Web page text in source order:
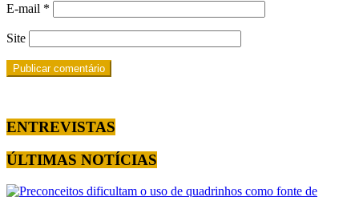
E-mail *
Site
ENTREVISTAS
ÚLTIMAS NOTÍCIAS